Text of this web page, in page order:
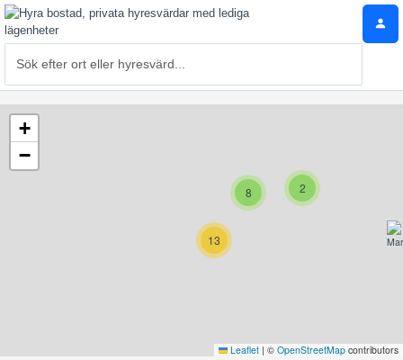
2
8
13
+
−
Leaflet | © OpenStreetMap contributors